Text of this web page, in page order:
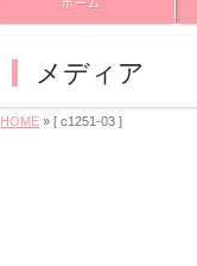
ホーム
メディア
HOME » [ c1251-03 ]